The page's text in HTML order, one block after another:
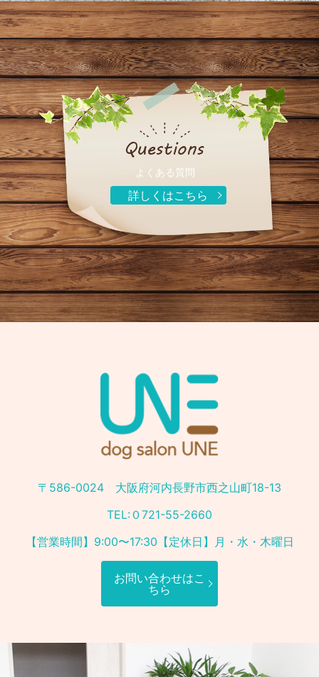
よくある質問
詳しくはこちら
〒586-0024 大阪府河内長野市西之山町18-13
TEL:０721-55-2660
【営業時間】9:00〜17:30【定休日】月・水・木曜日
お問い合わせはこ
ちら